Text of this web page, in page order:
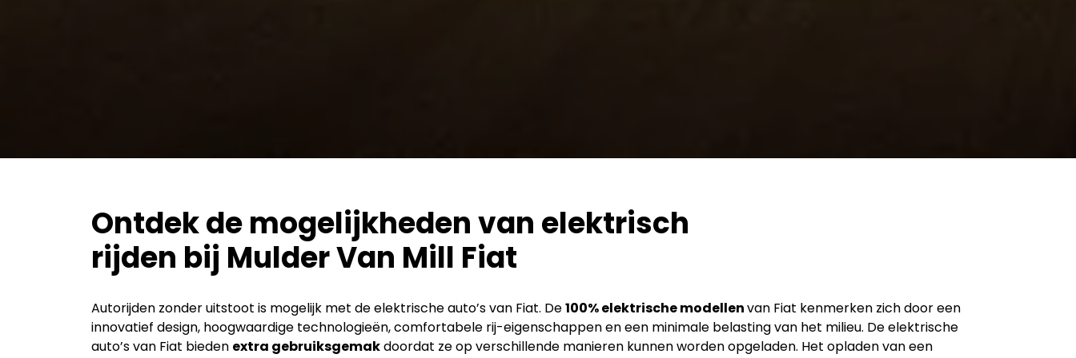
Ontdek de mogelijkheden van elektrisch
rijden bij Mulder Van Mill Fiat
Autorijden zonder uitstoot is mogelijk met de elektrische auto’s van Fiat. De100% elektrische modellenvan Fiat kenmerken zich door een
innovatief design, hoogwaardige technologieën, comfortabele rij-eigenschappen en een minimale belasting van het milieu. De elektrische
auto’s van Fiat bieden extra gebruiksgemakdoordat ze op verschillende manieren kunnen worden opgeladen. Het opladen van een